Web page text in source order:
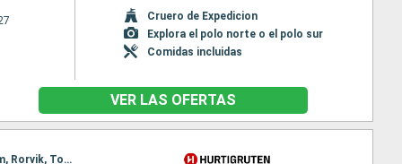
Cruero de Expedicion
Explora el polo norte o el polo sur
Comidas incluidas
VER LAS OFERTAS
Itinerario : Bergen, Floro, Maloy, Torvik, Alesund, Geiranger, Molde, Maloy, Kristiansund, Trondheim, Rorvik, Torvik, Bronnoysund, Sandnessjoen, Nesna (pasaje círculo polar), Ornes, Bodo, Stamsund, Svolvaer, Alesund, Stokmarknes, sortland, Risoyhamn, Harstad, Finnsnes, Tromso, Skjervoy, Geiranger, Oksfjord, Hammerfest, Havoysund, Honningsvag, Kjollefjord, Mehamn, Berlevag, Alesund, Batsfjord, Vardo, Vadso, Kirkenes, Molde, Kristiansund, Trondheim, Rorvik, Bronnoysund, Sandnessjoen, Nesna (pasaje círculo polar), Ornes, Bodo, Stamsund, Svolvaer, Stokmarknes, sortland, Risoyhamn, Harstad, Finnsnes, Tromso, Skjervoy, Oksfjord, Hammerfest, Havoysund, Honningsvag, Kjollefjord, Mehamn, Berlevag, Batsfjord, Vardo, Vadso, Kirkenes